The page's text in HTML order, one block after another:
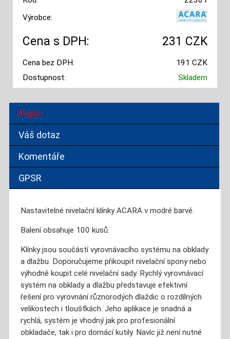
Výrobce:
Cena s DPH: 231 CZK
Cena bez DPH:
191 CZK
Dostupnost:
Skladem
Popis
Váš dotaz
Komentáře
GPSR
Nastavitelné nivelační klínky ACARA v modré barvě.
Balení obsahuje 100 kusů.
Klínky jsou součástí vyrovnávacího systému na obklady
a dlažbu. Doporučujeme přikoupit nivelační spony nebo
výhodně koupit celé nivelační sady. Rychlý vyrovnávací
systém na obklady a dlažbu představuje efektivní
řešení pro vyrovnání různorodých dlaždic o rozdílných
velikostech i tloušťkách. Jeho aplikace je snadná a
rychlá, systém je vhodný jak pro profesionální
obkladače, tak i pro domácí kutily. Navíc již není nutné